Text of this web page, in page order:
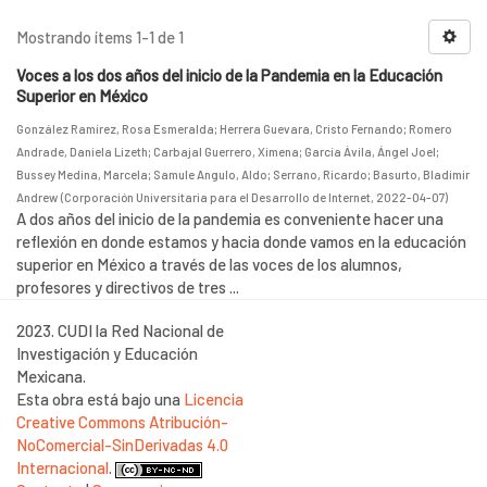
Mostrando ítems 1-1 de 1
Voces a los dos años del inicio de la Pandemia en la Educación
Superior en México
González Ramírez, Rosa Esmeralda; Herrera Guevara, Cristo Fernando; Romero
Andrade, Daniela Lizeth; Carbajal Guerrero, Ximena; García Ávila, Ángel Joel;
Bussey Medina, Marcela; Samule Angulo, Aldo; Serrano, Ricardo; Basurto, Bladimir
Andrew (Corporación Universitaria para el Desarrollo de Internet, 2022-04-07)
A dos años del inicio de la pandemia es conveniente hacer una
reflexión en donde estamos y hacia donde vamos en la educación
superior en México a través de las voces de los alumnos,
profesores y directivos de tres ...
2023. CUDI la Red Nacional de
Investigación y Educación
Mexicana.
Esta obra está bajo una Licencia
Creative Commons Atribución-
NoComercial-SinDerivadas 4.0
Internacional.